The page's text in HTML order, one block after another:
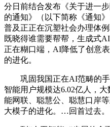
分日前结合发布《关于进一
的通知》（以下简称《通知
普及正正在沉塑社会办理体
既晓得谁需要帮帮，生成式
正在糊口端，AI降低了创意
的进化。
巩固我国正在AI范畴的手
智能用户规模达6.02亿人，
能网联、聪慧公、聪慧口岸
大模子的进化。…回首过去。